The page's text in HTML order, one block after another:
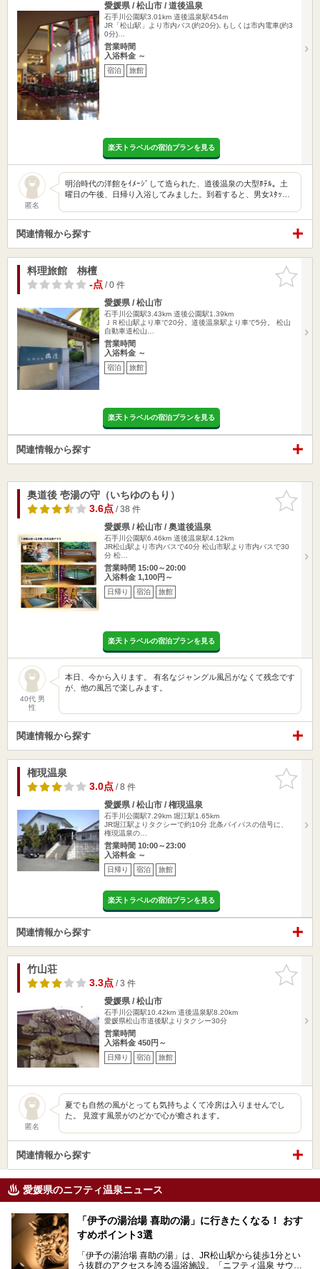
愛媛県 / 松山市 / 道後温泉
石手川公園駅3.01km 道後温泉駅454m
JR「松山駅」より市内バス(約20分)､もしくは市内電車(約3
0分)…
営業時間
入浴料金 ～
宿泊 旅館
楽天トラベルの宿泊プランを見る
匿名
明治時代の洋館をｲﾒｰｼﾞして造られた、道後温泉の大型ﾎﾃﾙ。土
曜日の午後、日帰り入浴してみました。到着すると、男女ｽﾀｯ…
関連情報から探す
お気に入
りに追加
料理旅館 栴檀
-点/ 0 件
愛媛県 / 松山市
石手川公園駅3.43km 道後公園駅1.39km
ＪＲ松山駅より車で20分。道後温泉駅より車で5分。 松山
自動車道松山…
営業時間
入浴料金 ～
宿泊 旅館
楽天トラベルの宿泊プランを見る
関連情報から探す
お気に入
りに追加
奥道後 壱湯の守（いちゆのもり）
3.6点/ 38 件
愛媛県 / 松山市 / 奥道後温泉
石手川公園駅6.46km 道後温泉駅4.12km
JR松山駅より市内バスで40分 松山市駅より市内バスで30
分 松…
営業時間 15:00～20:00
入浴料金 1,100円～
日帰り 宿泊 旅館
楽天トラベルの宿泊プランを見る
40代 男
性
本日、今から入ります。 有名なジャングル風呂がなくて残念です
が、他の風呂で楽しみます。
関連情報から探す
お気に入
りに追加
権現温泉
3.0点/ 8 件
愛媛県 / 松山市 / 権現温泉
石手川公園駅7.29km 堀江駅1.65km
JR堀江駅よりタクシーで約10分 北条バイパスの信号に、
権現温泉の…
営業時間 10:00～23:00
入浴料金 ～
日帰り 宿泊 旅館
楽天トラベルの宿泊プランを見る
関連情報から探す
お気に入
りに追加
竹山荘
3.3点/ 3 件
愛媛県 / 松山市
石手川公園駅10.42km 道後温泉駅8.20km
愛媛県松山市道後駅よりタクシー30分
営業時間
入浴料金 450円～
日帰り 宿泊 旅館
匿名
夏でも自然の風がとっても気持ちよくて冷房は入りませんでし
た。 見渡す風景がのどかで心が癒されます。
関連情報から探す
愛媛県のニフティ温泉ニュース
「伊予の湯治場 喜助の湯」に行きたくなる！ おす
すめポイント3選
「伊予の湯治場 喜助の湯」は、JR松山駅から徒歩1分とい
う抜群のアクセスを誇る温浴施設。「ニフティ温泉 サウナ